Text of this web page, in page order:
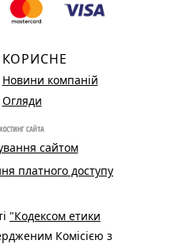
КОРИСНЕ
Новини компаній
Огляди
сайтом
платного доступу
"Кодексом етики
Комісією з